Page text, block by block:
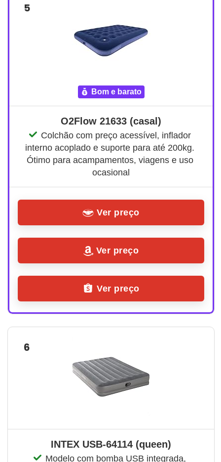
5
bom e barato
O2Flow 21633 (casal)
Colchão com preço acessível, inflador
interno acoplado e suporte para até 200kg.
Ótimo para acampamentos, viagens e uso
ocasional
Ver preço
Ver preço
Ver preço
6
INTEX USB-64114 (queen)
Modelo com bomba USB integrada,